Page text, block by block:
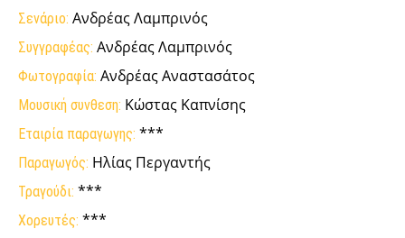
Σενάριο: Ανδρέας Λαμπρινός
Συγγραφέας: Ανδρέας Λαμπρινός
Φωτογραφία: Ανδρέας Αναστασάτος
Μουσική συνθεση: Κώστας Καπνίσης
Εταιρία παραγωγης: ***
Παραγωγός: Ηλίας Περγαντής
Τραγούδι: ***
Χορευτές: ***